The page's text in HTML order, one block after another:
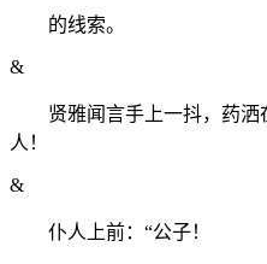
的线索。
&
贤雅闻言手上一抖，药洒
人！
&
仆人上前：“公子！